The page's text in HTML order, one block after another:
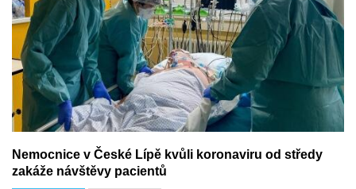
Nemocnice v České Lípě kvůli koronaviru od středy
zakáže návštěvy pacientů